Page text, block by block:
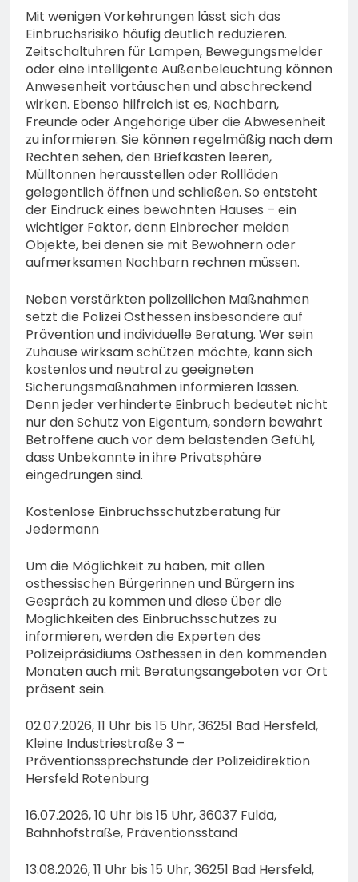
Mit wenigen Vorkehrungen lässt sich das
Einbruchsrisiko häufig deutlich reduzieren.
Zeitschaltuhren für Lampen, Bewegungsmelder
oder eine intelligente Außenbeleuchtung können
Anwesenheit vortäuschen und abschreckend
wirken. Ebenso hilfreich ist es, Nachbarn,
Freunde oder Angehörige über die Abwesenheit
zu informieren. Sie können regelmäßig nach dem
Rechten sehen, den Briefkasten leeren,
Mülltonnen herausstellen oder Rollläden
gelegentlich öffnen und schließen. So entsteht
der Eindruck eines bewohnten Hauses – ein
wichtiger Faktor, denn Einbrecher meiden
Objekte, bei denen sie mit Bewohnern oder
aufmerksamen Nachbarn rechnen müssen.
Neben verstärkten polizeilichen Maßnahmen
setzt die Polizei Osthessen insbesondere auf
Prävention und individuelle Beratung. Wer sein
Zuhause wirksam schützen möchte, kann sich
kostenlos und neutral zu geeigneten
Sicherungsmaßnahmen informieren lassen.
Denn jeder verhinderte Einbruch bedeutet nicht
nur den Schutz von Eigentum, sondern bewahrt
Betroffene auch vor dem belastenden Gefühl,
dass Unbekannte in ihre Privatsphäre
eingedrungen sind.
Kostenlose Einbruchsschutzberatung für
Jedermann
Um die Möglichkeit zu haben, mit allen
osthessischen Bürgerinnen und Bürgern ins
Gespräch zu kommen und diese über die
Möglichkeiten des Einbruchsschutzes zu
informieren, werden die Experten des
Polizeipräsidiums Osthessen in den kommenden
Monaten auch mit Beratungsangeboten vor Ort
präsent sein.
02.07.2026, 11 Uhr bis 15 Uhr, 36251 Bad Hersfeld,
Kleine Industriestraße 3 –
Präventionssprechstunde der Polizeidirektion
Hersfeld Rotenburg
16.07.2026, 10 Uhr bis 15 Uhr, 36037 Fulda,
Bahnhofstraße, Präventionsstand
13.08.2026, 11 Uhr bis 15 Uhr, 36251 Bad Hersfeld,